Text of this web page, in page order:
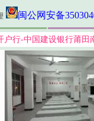
闽公网安备
行-中国建设银行莆田